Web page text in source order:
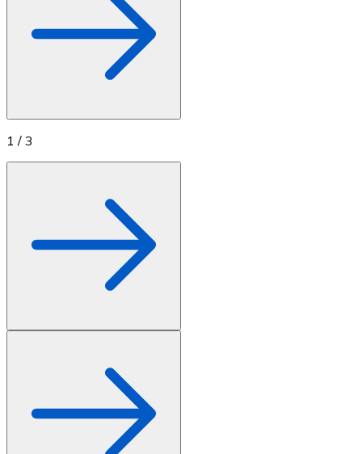
Acheter avec carte
Boutique - Cartes
1 / 3